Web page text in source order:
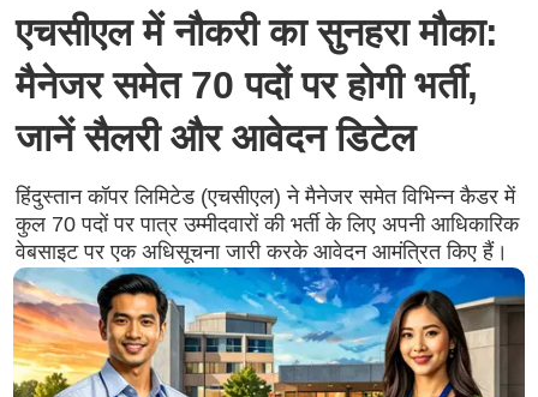
एचसीएल में नौकरी का सुनहरा मौका:
मैनेजर समेत 70 पदों पर होगी भर्ती,
जानें सैलरी और आवेदन डिटेल
हिंदुस्तान कॉपर लिमिटेड (एचसीएल) ने मैनेजर समेत विभिन्न कैडर में
कुल 70 पदों पर पात्र उम्मीदवारों की भर्ती के लिए अपनी आधिकारिक
वेबसाइट पर एक अधिसूचना जारी करके आवेदन आमंत्रित किए हैं।